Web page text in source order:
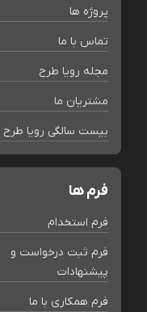
پروژه ها
تماس با ما
مجله رویا طرح
مشتریان ما
بیست سالگی رویا طرح
فرم ها
فرم استخدام
فرم ثبت درخواست و
پیشنهادات
فرم همکاری با ما